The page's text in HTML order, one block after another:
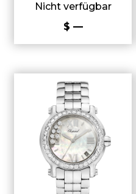
Nicht verfügbar
$ —